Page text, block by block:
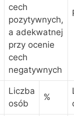
cech
pozytywnych,
a adekwatnej
przy ocenie
cech
negatywnych
Liczba
osób
%